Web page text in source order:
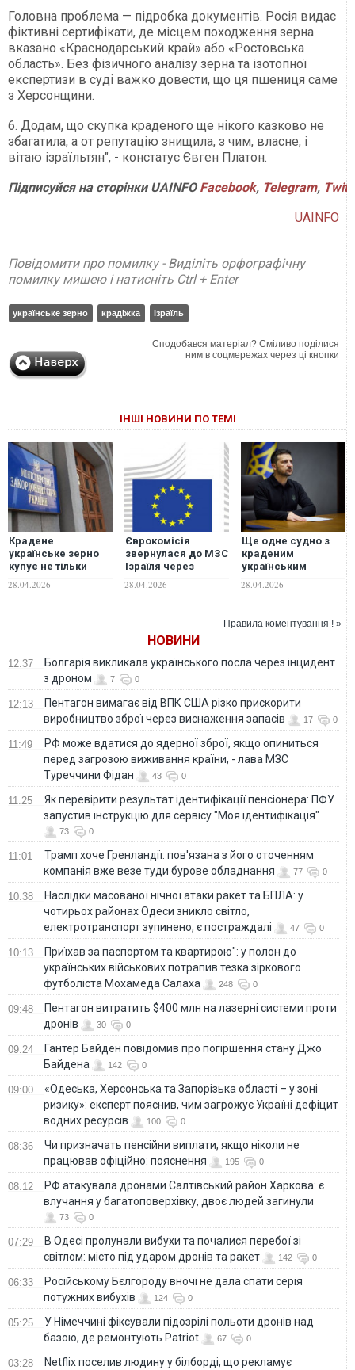
Головна проблема — підробка документів. Росія видає
фіктивні сертифікати, де місцем походження зерна
вказано «Краснодарський край» або «Ростовська
область». Без фізичного аналізу зерна та ізотопної
експертизи в суді важко довести, що ця пшениця саме
з Херсонщини.
6. Додам, що скупка краденого ще нікого казково не
збагатила, а от репутацію знищила, з чим, власне, і
вітаю ізраїльтян", - констатує Євген Платон.
ПідписуйсянасторінкиUAINFO Facebook, Telegram,
UAINFO
Повідомити про помилку - Виділіть орфографічну
помилку мишею і натисніть Ctrl + Enter
українське зерно крадіжка Ізраїль
Сподобався матеріал? Сміливо поділися
ним в соцмережах через ці кнопки
ІНШІ НОВИНИ ПО ТЕМІ
Крадене
українське зерно
купує не тільки
Ізраїль: у МЗС
назвали країни
28.04.2026
Єврокомісія
звернулася до МЗС
Ізраїля через
інцидент з
викраденим
28.04.2026
Ще одне судно з
краденим
українським
зерном прибуло в
порт Ізраїлю, -
28.04.2026
Правила коментування ! »
НОВИНИ
12:37
Болгарія викликала українського посла через інцидент
з дроном
7 0
12:13
Пентагон вимагає від ВПК США різко прискорити
виробництво зброї через виснаження запасів
17 0
11:49
РФ може вдатися до ядерної зброї, якщо опиниться
перед загрозою виживання країни, - лава МЗС
Туреччини Фідан
43 0
11:25
Як перевірити результат ідентифікації пенсіонера: ПФУ
запустив інструкцію для сервісу "Моя ідентифікація"
73 0
11:01
Трамп хоче Гренландії: пов'язана з його оточенням
компанія вже везе туди бурове обладнання
77 0
10:38
Наслідки масованої нічної атаки ракет та БПЛА: у
чотирьох районах Одеси зникло світло,
електротранспорт зупинено, є постраждалі
47 0
10:13
Приїхав за паспортом та квартирою": у полон до
українських військових потрапив тезка зіркового
футболіста Мохамеда Салаха
248 0
09:48
Пентагон витратить $400 млн на лазерні системи проти
дронів
30 0
09:24
Гантер Байден повідомив про погіршення стану Джо
Байдена
142 0
09:00
«Одеська, Херсонська та Запорізька області – у зоні
ризику»: експерт пояснив, чим загрожує Україні дефіцит
водних ресурсів
100 0
08:36
Чи призначать пенсійни виплати, якщо ніколи не
працював офіційно: пояснення
195 0
08:12
РФ атакувала дронами Салтівський район Харкова: є
влучання у багатоповерхівку, двоє людей загинули
73 0
07:29
В Одесі пролунали вибухи та почалися перебої зі
світлом: місто під ударом дронів та ракет
142 0
06:33
Російському Бєлгороду вночі не дала спати серія
потужних вибухів
124 0
05:25
У Німеччині фіксували підозрілі польоти дронів над
базою, де ремонтують Patriot
67 0
03:28 Netflix поселив людину у білборді, що рекламує